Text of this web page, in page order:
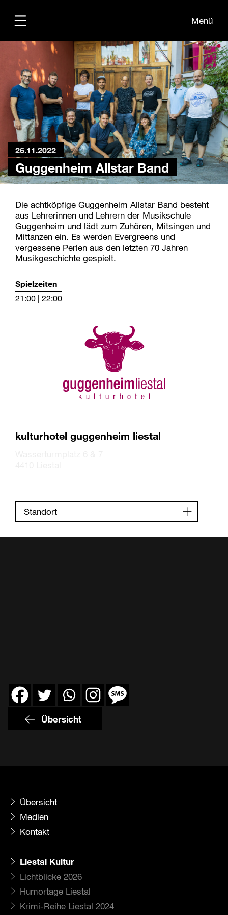
Übersicht
Medien
Kontakt
Menü
26.11.2022
Guggenheim Allstar Band
Die achtköpfige Guggenheim Allstar Band besteht
aus Lehrerinnen und Lehrern der Musikschule
Guggenheim und lädt zum Zuhören, Mitsingen und
Mittanzen ein. Es werden Evergreens und
vergessene Perlen aus den letzten 70 Jahren
Musikgeschichte gespielt.
Spielzeiten
21:00 | 22:00
kulturhotel guggenheim liestal
Standort
Übersicht
Übersicht
Medien
Kontakt
Liestal Kultur
Lichtblicke 2026
Humortage Liestal
Krimi-Reihe Liestal 2024